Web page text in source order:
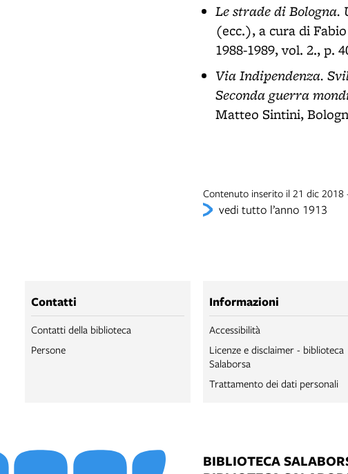
Le strade di
(ecc.), a cura di
1988-1989, vol. 2., p.
Via Indipendenza.
Seconda guerra
Matteo Sintini,
Contenuto inserito il 21 dic
vedi tutto l’anno 1913
Contatti
Contatti della biblioteca
Persone
Informazioni
Accessibilità
Licenze e disclaimer - biblioteca
Salaborsa
Trattamento dei dati personali
BIBLIOTECA